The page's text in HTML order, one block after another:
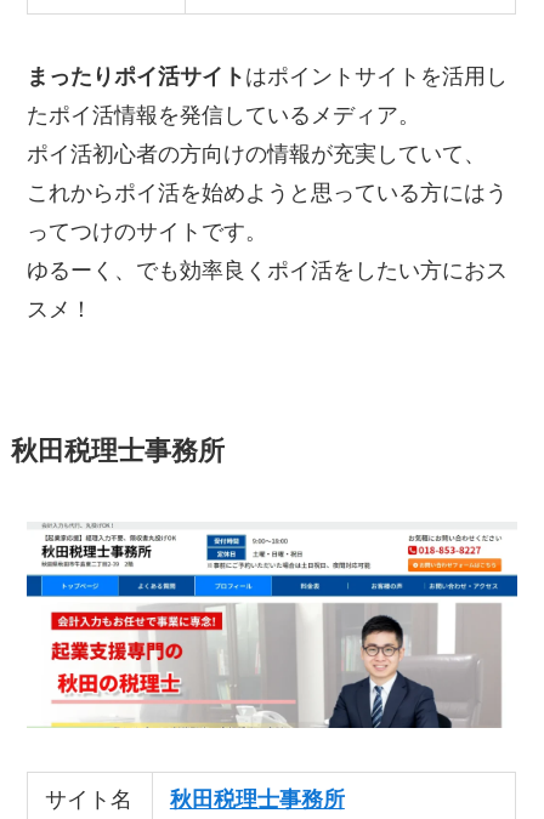
まったりポイ活サイト はポイントサイトを活用し
たポイ活情報を発信しているメディア。
ポイ活初心者の方向けの情報が充実していて、
これからポイ活を始めようと思っている方にはう
ってつけのサイトです。
ゆるーく、でも効率良くポイ活をしたい方におス
スメ！
秋田税理士事務所
サイト名 秋田税理士事務所